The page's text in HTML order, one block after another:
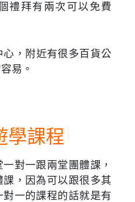
禮拜有兩次可以免費
，附近有很多百貨公
易。
學課程
對一跟兩堂團體課，
，因為可以跟很多其
一的課程的話就是有